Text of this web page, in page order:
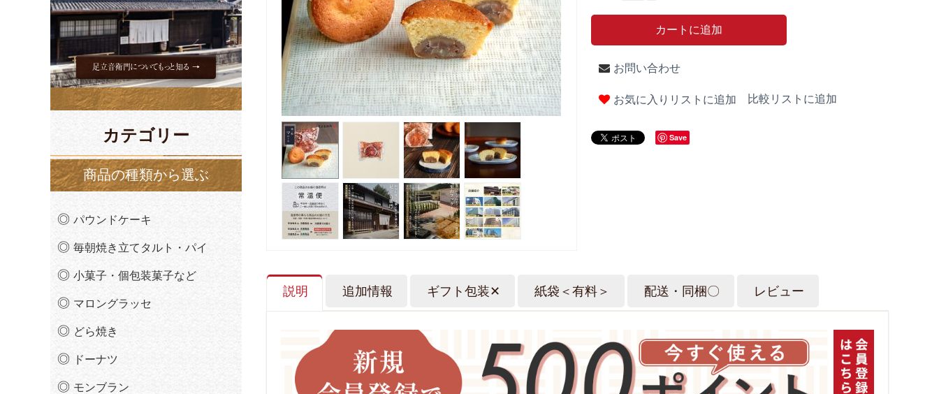
足立音衛門についてもっと知る →
カテゴリー
商品の種類から選ぶ
パウンドケーキ
毎朝焼き立てタルト・パイ
小菓子・個包装菓子など
マロングラッセ
どら焼き
ドーナツ
モンブラン
カートに追加
お問い合わせ
お気に入りリストに追加 比較リストに追加
Save
説明 追加情報 ギフト包装✕ 紙袋＜有料＞ 配送・同梱〇 レビュー